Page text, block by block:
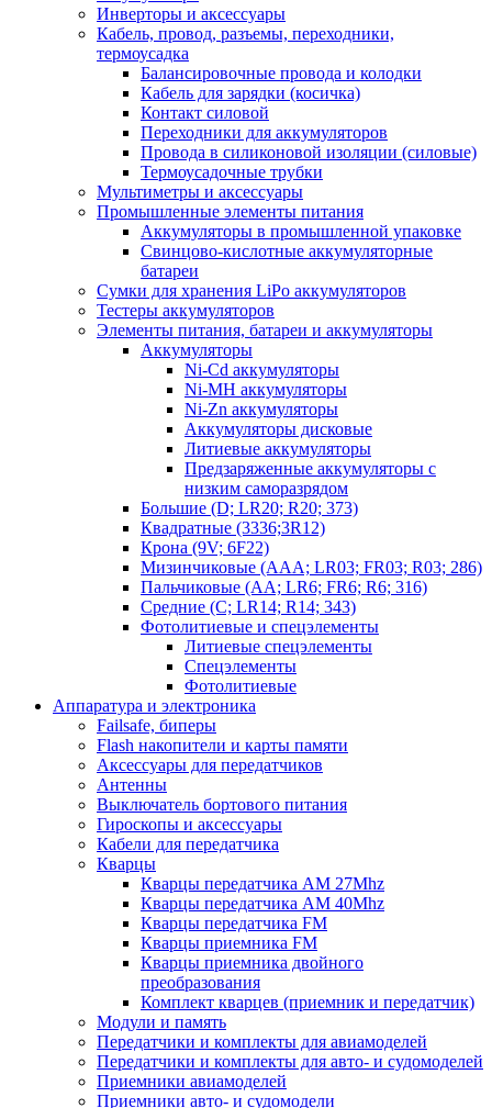
Инверторы и аксессуары
Кабель, провод, разъемы, переходники,
термоусадка
Балансировочные провода и колодки
Кабель для зарядки (косичка)
Контакт силовой
Переходники для аккумуляторов
Провода в силиконовой изоляции (силовые)
Термоусадочные трубки
Мультиметры и аксессуары
Промышленные элементы питания
Аккумуляторы в промышленной упаковке
Свинцово-кислотные аккумуляторные
батареи
Сумки для хранения LiPo аккумуляторов
Тестеры аккумуляторов
Элементы питания, батареи и аккумуляторы
Аккумуляторы
Ni-Cd аккумуляторы
Ni-MH аккумуляторы
Ni-Zn аккумуляторы
Аккумуляторы дисковые
Литиевые аккумуляторы
Предзаряженные аккумуляторы с
низким саморазрядом
Большие (D; LR20; R20; 373)
Квадратные (3336;3R12)
Крона (9V; 6F22)
Мизинчиковые (AAA; LR03; FR03; R03; 286)
Пальчиковые (AA; LR6; FR6; R6; 316)
Средние (C; LR14; R14; 343)
Фотолитиевые и спецэлементы
Литиевые спецэлементы
Спецэлементы
Фотолитиевые
Аппаратура и электроника
Failsafe, биперы
Flash накопители и карты памяти
Аксессуары для передатчиков
Антенны
Выключатель бортового питания
Гироскопы и аксессуары
Кабели для передатчика
Кварцы
Кварцы передатчика AM 27Mhz
Кварцы передатчика AM 40Mhz
Кварцы передатчика FM
Кварцы приемника FM
Кварцы приемника двойного
преобразования
Комплект кварцев (приемник и передатчик)
Модули и память
Передатчики и комплекты для авиамоделей
Передатчики и комплекты для авто- и судомоделей
Приемники авиамоделей
Приемники авто- и судомодели